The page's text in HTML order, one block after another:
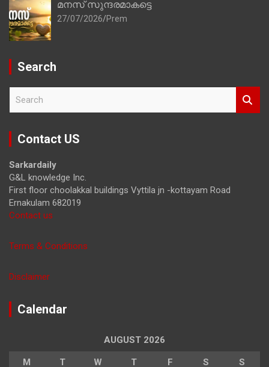
മനസ് സുന്ദരമാകട്ടെ
27/07/2026 Prem
Search
r
Contact US
Sarkardaily
G&L knowledge Inc.
First floor choolakkal buildings Vyttila jn -kottayam Road
Ernakulam 682019
Contact us
Terms & Conditions
Disclaimer
Calendar
AUGUST 2026
M T W T F S S